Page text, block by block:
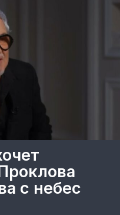
с небес